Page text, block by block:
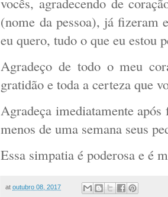
(nome da pessoa), já
eu quero, tudo o que eu estou
Agradeço de todo o meu
gratidão e toda a certeza que
Agradeça imediatamente
menos de uma semana seus
Essa simpatia é poderosa e é
atoutubro 08, 2017